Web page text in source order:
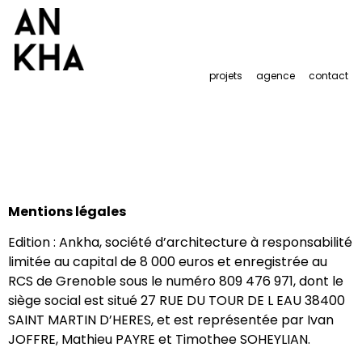
projets agence contact
Mentions légales
Edition : Ankha, société d’architecture à responsabilité
limitée au capital de 8 000 euros et enregistrée au
RCS de Grenoble sous le numéro 809 476 971, dont le
siège social est situé27 RUE DU TOUR DE L EAU 38400
SAINT MARTIN D’HERES, et est représentée par Ivan
JOFFRE, Mathieu PAYRE et Timothee SOHEYLIAN.